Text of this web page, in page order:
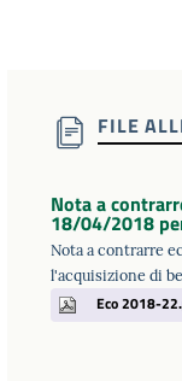
FILE
Nota a
18/04/2018
Nota a contrarre
l'acquisizione di
Eco 2018-